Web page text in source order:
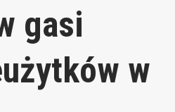
gasi
w